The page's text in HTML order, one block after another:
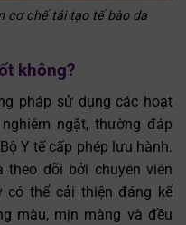
cơ chế tái tạo tế bào da
không?
pháp sử dụng các hoạt
ngặt, thường đáp
Y tế cấp phép lưu hành.
dõi bởi chuyên viên
có thể cải thiện đáng kể
màu, mịn màng và đều